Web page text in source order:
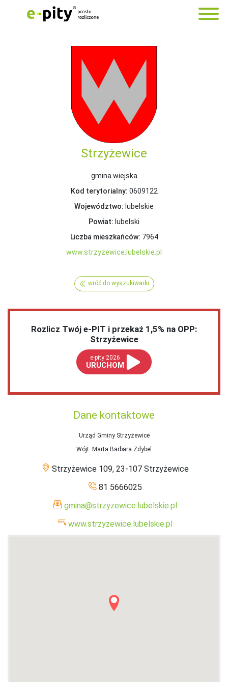
Strzyżewice
gmina wiejska
Kod terytorialny: 0609122
Województwo: lubelskie
Powiat: lubelski
Liczba mieszkańców: 7964
www.strzyzewice.lubelskie.pl
wróć do wyszukiwarki
Rozlicz Twój e-PIT i przekaż 1,5% na OPP:
Strzyżewice
e-pity 2026
URUCHOM
Dane kontaktowe
Urząd Gminy Strzyżewice
Wójt: Marta Barbara Zdybel
Strzyżewice 109, 23-107 Strzyżewice
81 5666025
gmina@strzyzewice.lubelskie.pl
www.strzyzewice.lubelskie.pl